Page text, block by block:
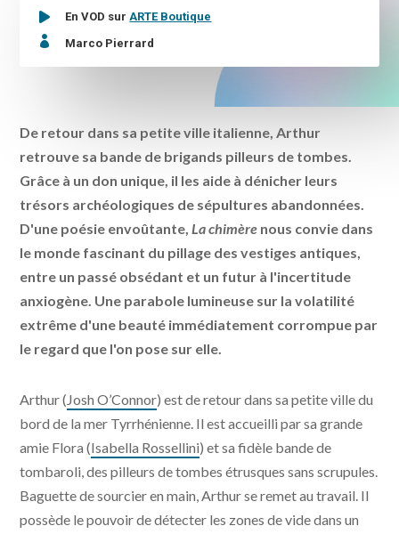
En VOD surARTE Boutique
 Marco Pierrard
De retour dans sa petite ville italienne, Arthur
retrouve sa bande de brigands pilleurs de tombes.
Grâce à un don unique, il les aide à dénicher leurs
trésors archéologiques de sépultures abandonnées.
D'une poésie envoûtante,La chimère nous convie dans
le monde fascinant du pillage des vestiges antiques,
entre un passé obsédant et un futur à l'incertitude
anxiogène. Une parabole lumineuse sur la volatilité
extrême d'une beauté immédiatement corrompue par
le regard que l'on pose sur elle.
Arthur (Josh O’Connor) est de retour dans sa petite ville du
bord de la mer Tyrrhénienne. Il est accueilli par sa grande
amie Flora (Isabella Rossellini) et sa fidèle bande de
tombaroli, des pilleurs de tombes étrusques sans scrupules.
Baguette de sourcier en main, Arthur se remet au travail. Il
possède le pouvoir de détecter les zones de vide dans un